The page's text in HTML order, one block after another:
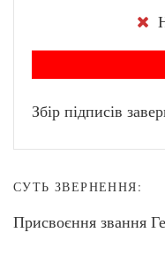
Збір підписів
СУТЬ ЗВЕРНЕННЯ:
Присвоєння звання